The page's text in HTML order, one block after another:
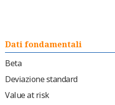
Dati fondamentali
Beta
Deviazione standard
Value at risk